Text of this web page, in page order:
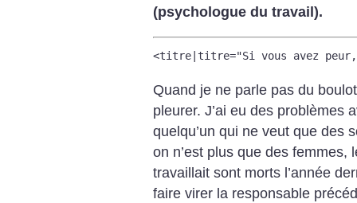
(psychologue du travail).
<titre|titre="Si vous avez peur,
Quand je ne parle pas du
pleurer. J’ai eu des problèmes
quelqu’un qui ne veut que des
on n’est plus que des femmes,
travaillait sont morts l’année
faire virer la responsable